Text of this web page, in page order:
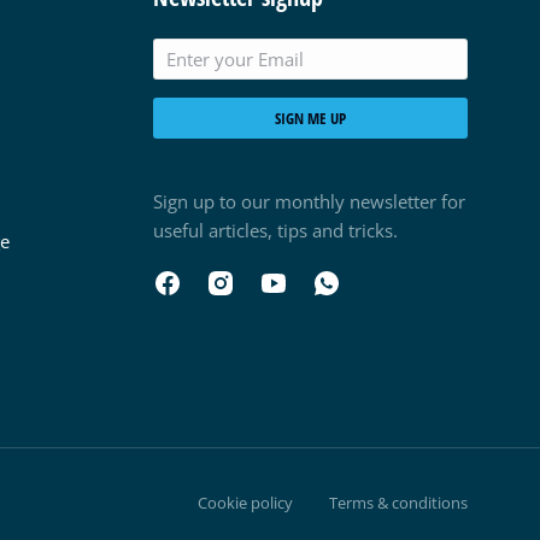
SIGN ME UP
Sign up to our monthly newsletter for
useful articles, tips and tricks.
Cookie policy Terms & conditions